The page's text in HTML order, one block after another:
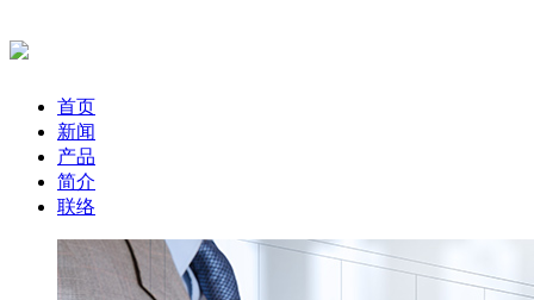
首页
新闻
产品
简介
联络